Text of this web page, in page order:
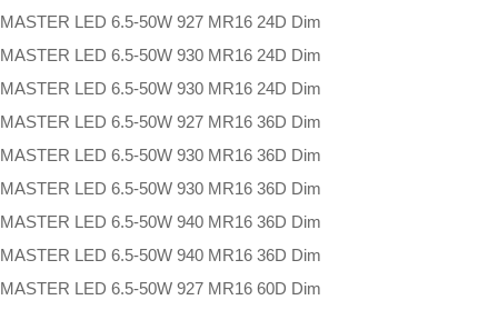
MASTER LED 6.5-50W 927 MR16 24D Dim
MASTER LED 6.5-50W 930 MR16 24D Dim
MASTER LED 6.5-50W 930 MR16 24D Dim
MASTER LED 6.5-50W 927 MR16 36D Dim
MASTER LED 6.5-50W 930 MR16 36D Dim
MASTER LED 6.5-50W 930 MR16 36D Dim
MASTER LED 6.5-50W 940 MR16 36D Dim
MASTER LED 6.5-50W 940 MR16 36D Dim
MASTER LED 6.5-50W 927 MR16 60D Dim